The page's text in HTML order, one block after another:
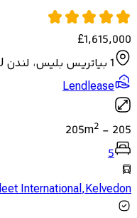
£1,615,000
1 بياتريس بليس، لندن SW19 6BU
Lendlease
205
-
205m2
5
International,Kelvedon